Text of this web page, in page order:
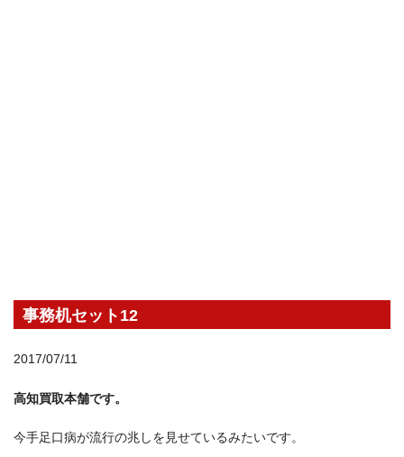
事務机セット12
2017/07/11
高知買取本舗です。
今手足口病が流行の兆しを見せているみたいです。